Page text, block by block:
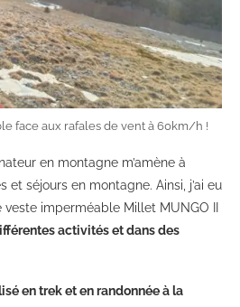
face aux rafales de vent à 60km/h !
en montagne m’amène à
et séjours en montagne. Ainsi, j’ai eu
imperméable Millet MUNGO II
activités et dans des
en trek et en randonnée à la